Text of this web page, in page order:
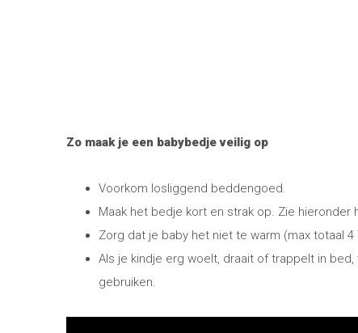
Zo maak je een babybedje veilig op
Voorkom losliggend beddengoed.
Maak het bedje kort en strak op. Zie
Zorg dat je baby het niet te warm (max totaal 4
Als je kindje erg woelt, draait of trappelt in
gebruiken.